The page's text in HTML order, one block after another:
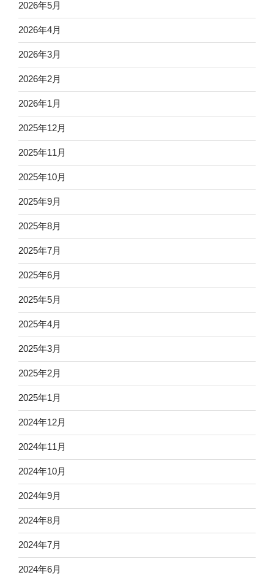
2026年5月
2026年4月
2026年3月
2026年2月
2026年1月
2025年12月
2025年11月
2025年10月
2025年9月
2025年8月
2025年7月
2025年6月
2025年5月
2025年4月
2025年3月
2025年2月
2025年1月
2024年12月
2024年11月
2024年10月
2024年9月
2024年8月
2024年7月
2024年6月